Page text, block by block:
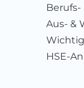
Aus- &
HSE-